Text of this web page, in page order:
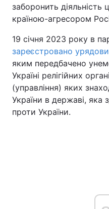
заборонить діяльність
країною-агресором
19 січня 2023 року в
зареєстровано
яким передбачено
Україні релігійних
(управління) яких
України в державі, яка
проти України.